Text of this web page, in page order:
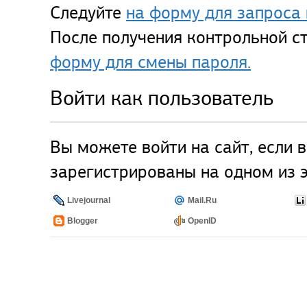
Следуйте на форму для запроса
После получения контрольной
форму для смены пароля.
Войти как пользователь
Вы можете войти на сайт, если
зарегистрированы на одном из
Livejournal Mail.Ru
Blogger OpenID